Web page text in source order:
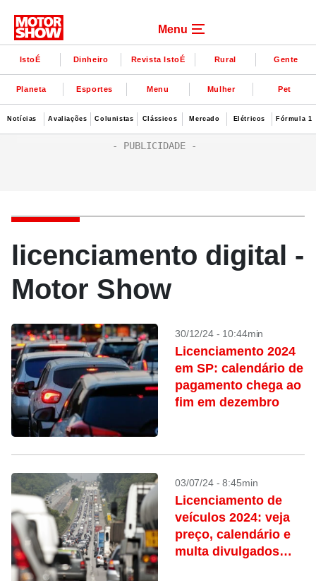
Menu
IstoÉ Dinheiro Revista IstoÉ Rural Gente
Planeta Esportes Menu Mulher Pet
Notícias Avaliações Colunistas Clássicos Mercado Elétricos Fórmula 1
licenciamento digital -
Motor Show
30/12/24 - 10:44min
Licenciamento 2024
em SP: calendário de
pagamento chega ao
fim em dezembro
03/07/24 - 8:45min
Licenciamento de
veículos 2024: veja
preço, calendário e
multa divulgados